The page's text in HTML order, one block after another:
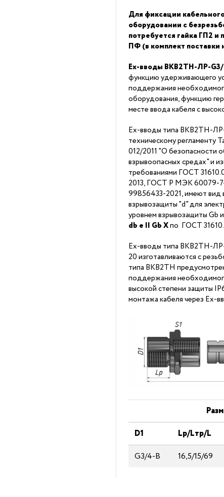
Для фиксации
оборудовании с
потребуется гайка ГП2 и
ПФ (в комплект поставки
Ex-вводы ВКВ2ТН-ЛР-
функцию удерживающего
поддержания
оборудования, функцию
месте ввода кабеля с
Ex-вводы типа ВКВ2ТН-
техническому
012/2011 "О безопасности
взрывоопасных средах" и
требованиями ГОСТ
2013, ГОСТ Р МЭК 60079-
99856433-2021, имеют вид
взрывозащиты "d" для
уровнем взрывозащиты Gb
db е II Gb Xпо ГОСТ
Ex-вводы типа ВКВ2ТН-
20 изготавливаются с
типа ВКВ2ТН
поддержания
высокой степени защиты
монтажа кабеля через Ex-
D1
Lp/Lтp/L
G3/4-В
16,5/15/69